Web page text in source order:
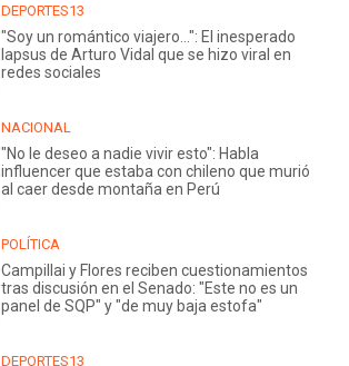
DEPORTES13
"Soy un romántico viajero...": El inesperado
lapsus de Arturo Vidal que se hizo viral en
redes sociales
NACIONAL
"No le deseo a nadie vivir esto": Habla
influencer que estaba con chileno que murió
al caer desde montaña en Perú
POLÍTICA
Campillai y Flores reciben cuestionamientos
tras discusión en el Senado: "Este no es un
panel de SQP" y "de muy baja estofa"
DEPORTES13